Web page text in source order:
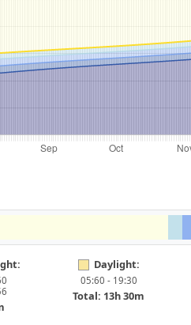
Daylight:
05:60 - 19:30
Total: 13h 30m